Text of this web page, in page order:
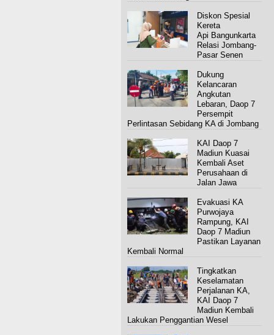
Diskon Spesial
Kereta
Api Bangunkarta
Relasi Jombang-
Pasar Senen
Dukung
Kelancaran
Angkutan
Lebaran, Daop 7
Persempit
Perlintasan Sebidang KA di Jombang
KAI Daop 7
Madiun Kuasai
Kembali Aset
Perusahaan di
Jalan Jawa
Evakuasi KA
Purwojaya
Rampung, KAI
Daop 7 Madiun
Pastikan Layanan
Kembali Normal
Tingkatkan
Keselamatan
Perjalanan KA,
KAI Daop 7
Madiun Kembali
Lakukan Penggantian Wesel